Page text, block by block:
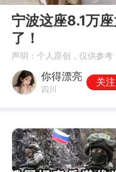
宁波这座8.1万
了！
声明：个人原创，仅供参考
你得漂亮
四川
关注